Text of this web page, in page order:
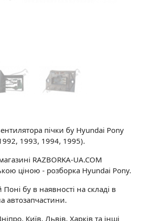
пічки бу Hyundai Pony
1993, 1994, 1995).
RAZBORKA-UA.COM
ціною - розборка Hyundai Pony.
бу в наявності на складі в
автозапчастини.
Київ, Львів, Харків та інші